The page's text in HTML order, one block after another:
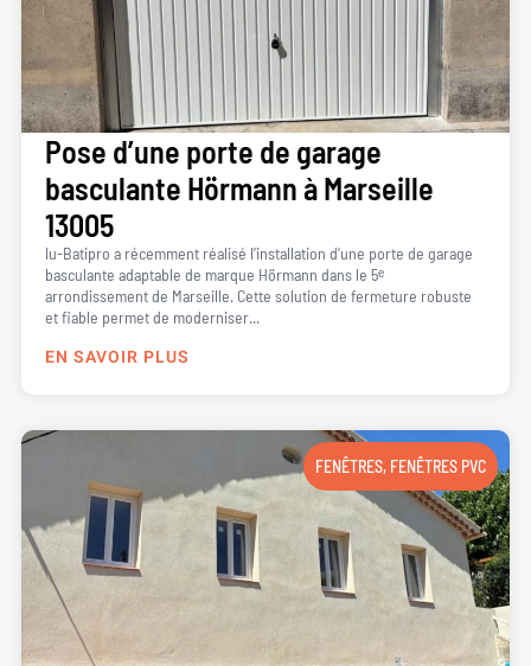
Pose d’une porte de garage
basculante Hörmann à Marseille
13005
lu-Batipro a récemment réalisé l’installation d’une porte de garage
basculante adaptable de marque Hörmann dans le 5ᵉ
arrondissement de Marseille. Cette solution de fermeture robuste
et fiable permet de moderniser...
EN SAVOIR PLUS
FENÊTRES, FENÊTRES PVC